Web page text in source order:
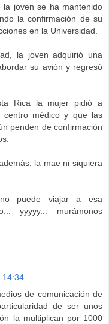
joven se ha mantenido
la confirmación de su
en la Universidad.
la joven adquirió una
su avión y regresó
Rica la mujer pidió a
médico y que las
penden de confirmación
la mae ni siquiera
puede viajar a esa
yyyyy... murámonos
14:34
de comunicación de
de ser unos
la multiplican por 1000